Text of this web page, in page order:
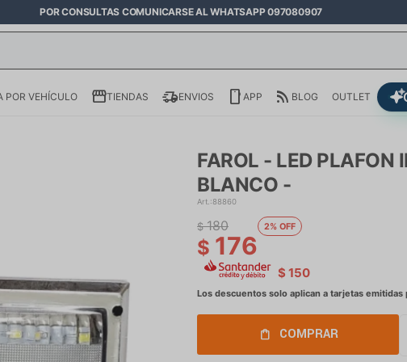
POR CONSULTAS COMUNICARSE AL WHATSAPP 097080907
POR VEHÍCULO TIENDAS ENVIOS APP BLOG OUTLET
FAROL - LED PLAFON
BLANCO -
88860
$ 176
$ 180 2
$ 150
COMPRAR